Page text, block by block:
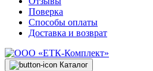
Поверка
Способы оплаты
Доставка и возврат
Каталог